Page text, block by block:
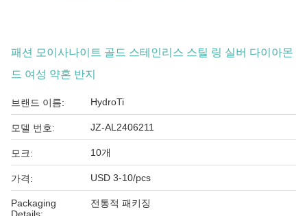
패션 모이사나이트 골드 스테인리스 스틸 링 실버 다이아몬
드 여성 약혼 반지
브랜드 이름: HydroTi
모델 번호: JZ-AL2406211
모크: 10개
가격: USD 3-10/pcs
Packaging
전통적 패키징